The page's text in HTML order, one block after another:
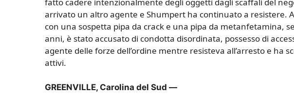
fatto cadere intenzionalmente degli oggetti dagli scaffali del
arrivato un altro agente e Shumpert ha continuato a resistere.
con una sospetta pipa da crack e una pipa da metanfetamina,
anni, è stato accusato di condotta disordinata, possesso di
agente delle forze dell’ordine mentre resisteva all’arresto e ha
attivi.
GREENVILLE, Carolina del Sud —